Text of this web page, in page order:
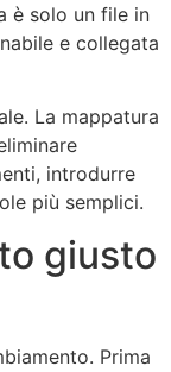
è solo un file in
e collegata
La mappatura
introdurre
più semplici.
giusto
Prima